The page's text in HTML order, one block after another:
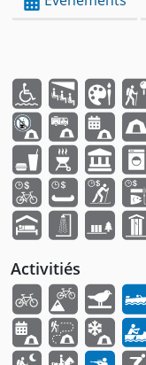
Activitiés